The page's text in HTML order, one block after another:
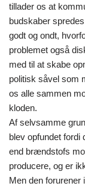
tillader os at
budskaber
godt og ondt,
problemet også
med til at skabe
politisk såvel som
os alle sammen
kloden.
Af selvsamme
blev opfundet fordi
end brændstofs
producere, og er
Men den forurener